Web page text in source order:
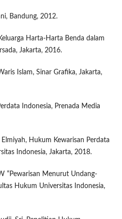
Bandung, 2012.
Harta-Harta Benda dalam
Jakarta, 2016.
Islam, Sinar Grafika, Jakarta,
Indonesia, Prenada Media
Hukum Kewarisan Perdata
Indonesia, Jakarta, 2018.
“Pewarisan Menurut Undang-
Hukum Universitas Indonesia,